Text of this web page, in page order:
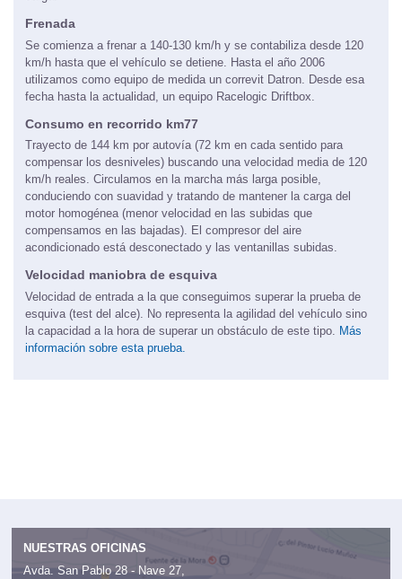
Frenada
Se comienza a frenar a 140-130 km/h y se contabiliza desde 120
km/h hasta que el vehículo se detiene. Hasta el año 2006
utilizamos como equipo de medida un correvit Datron. Desde esa
fecha hasta la actualidad, un equipo Racelogic Driftbox.
Consumo en recorrido km77
Trayecto de 144 km por autovía (72 km en cada sentido para
compensar los desniveles) buscando una velocidad media de 120
km/h reales. Circulamos en la marcha más larga posible,
conduciendo con suavidad y tratando de mantener la carga del
motor homogénea (menor velocidad en las subidas que
compensamos en las bajadas). El compresor del aire
acondicionado está desconectado y las ventanillas subidas.
Velocidad maniobra de esquiva
Velocidad de entrada a la que conseguimos superar la prueba de
esquiva (test del alce). No representa la agilidad del vehículo sino
la capacidad a la hora de superar un obstáculo de este tipo. Más
información sobre esta prueba.
NUESTRAS OFICINAS
Avda. San Pablo 28 - Nave 27,